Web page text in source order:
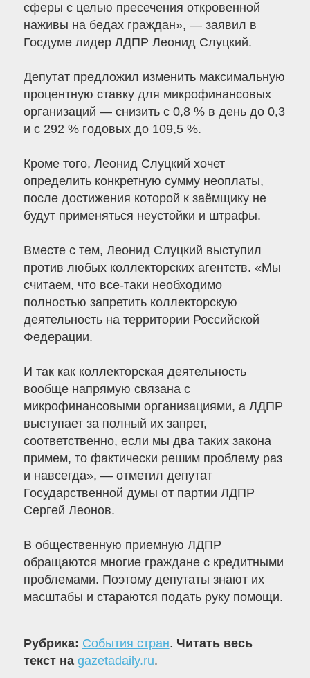
сферы с целью пресечения откровенной
наживы на бедах граждан», — заявил в
Госдуме лидер ЛДПР Леонид Слуцкий.
Депутат предложил изменить максимальную
процентную ставку для микрофинансовых
организаций — снизить с 0,8 % в день до 0,3
и с 292 % годовых до 109,5 %.
Кроме того, Леонид Слуцкий хочет
определить конкретную сумму неоплаты,
после достижения которой к заёмщику не
будут применяться неустойки и штрафы.
Вместе с тем, Леонид Слуцкий выступил
против любых коллекторских агентств. «Мы
считаем, что все-таки необходимо
полностью запретить коллекторскую
деятельность на территории Российской
Федерации.
И так как коллекторская деятельность
вообще напрямую связана с
микрофинансовыми организациями, а ЛДПР
выступает за полный их запрет,
соответственно, если мы два таких закона
примем, то фактически решим проблему раз
и навсегда», — отметил депутат
Государственной думы от партии ЛДПР
Сергей Леонов.
В общественную приемную ЛДПР
обращаются многие граждане с кредитными
проблемами. Поэтому депутаты знают их
масштабы и стараются подать руку помощи.
Рубрика: События стран. Читать весь
текст на gazetadaily.ru.